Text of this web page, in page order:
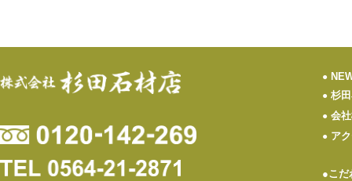
●
● 杉
● 会
● ア
●こだ